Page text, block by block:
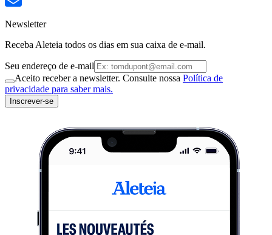
Newsletter
Receba Aleteia todos os dias em sua caixa de e-mail.
Seu endereço de e-mail
Aceito receber a newsletter. Consulte nossa Política de
privacidade para saber mais.
Inscrever-se